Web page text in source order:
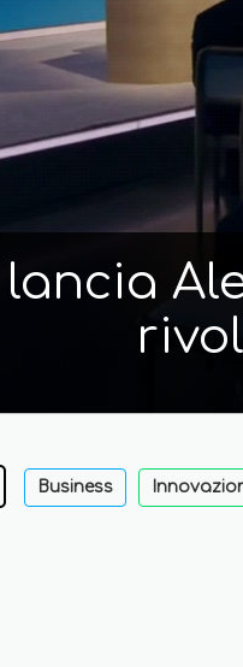
Business